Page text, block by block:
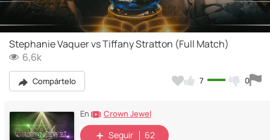
Video
Stephanie Vaquer vs Tiffany Stratton (Full Match)
6,6k
Compártelo 7 0
En Crown Jewel
Seguir 62